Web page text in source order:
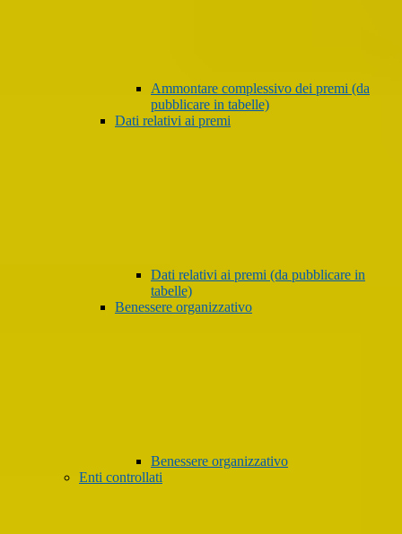
Ammontare complessivo dei premi (da
pubblicare in tabelle)
Dati relativi ai premi
Dati relativi ai premi (da pubblicare in
tabelle)
Benessere organizzativo
Benessere organizzativo
Enti controllati